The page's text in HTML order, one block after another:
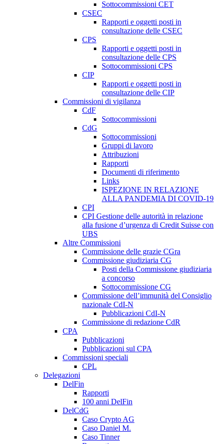
Sottocommissioni CET
CSEC
Rapporti e oggetti posti in
consultazione delle CSEC
CPS
Rapporti e oggetti posti in
consultazione delle CPS
Sottocommissioni CPS
CIP
Rapporti e oggetti posti in
consultazione delle CIP
Commissioni di vigilanza
CdF
Sottocommissioni
CdG
Sottocommissioni
Gruppi di lavoro
Attribuzioni
Rapporti
Documenti di riferimento
Links
ISPEZIONE IN RELAZIONE
ALLA PANDEMIA DI COVID-19
CPI
CPI Gestione delle autorità in relazione
alla fusione d’urgenza di Credit Suisse con
UBS
Altre Commissioni
Commissione delle grazie CGra
Commissione giudiziaria CG
Posti della Commissione giudiziaria
a concorso
Sottocommissione CG
Commissione dell’immunità del Consiglio
nazionale CdI-N
Pubblicazioni CdI-N
Commissione di redazione CdR
CPA
Pubblicazioni
Pubblicazioni sul CPA
Commissioni speciali
CPL
Delegazioni
DelFin
Rapporti
100 anni DelFin
DelCdG
Caso Crypto AG
Caso Daniel M.
Caso Tinner